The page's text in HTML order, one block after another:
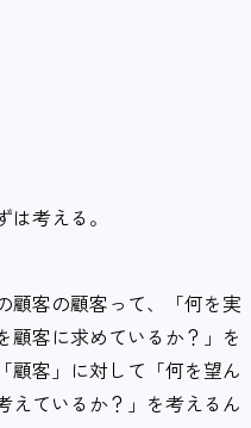
考える。
顧客の顧客って、「何を実
顧客に求めているか？」を
顧客」に対して「何を望ん
えているか？」を考えるん